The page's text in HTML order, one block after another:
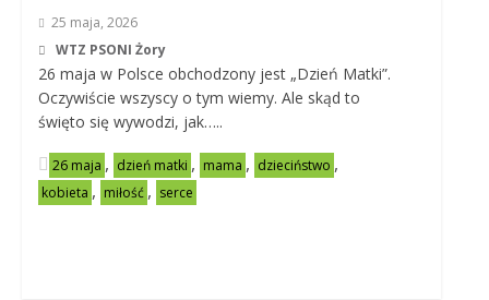
25 maja, 2026
WTZ PSONI Żory
26 maja w Polsce obchodzony jest „Dzień Matki”.
Oczywiście wszyscy o tym wiemy. Ale skąd to
święto się wywodzi, jak…..
26 maja , dzień matki , mama , dzieciństwo ,
kobieta , miłość , serce